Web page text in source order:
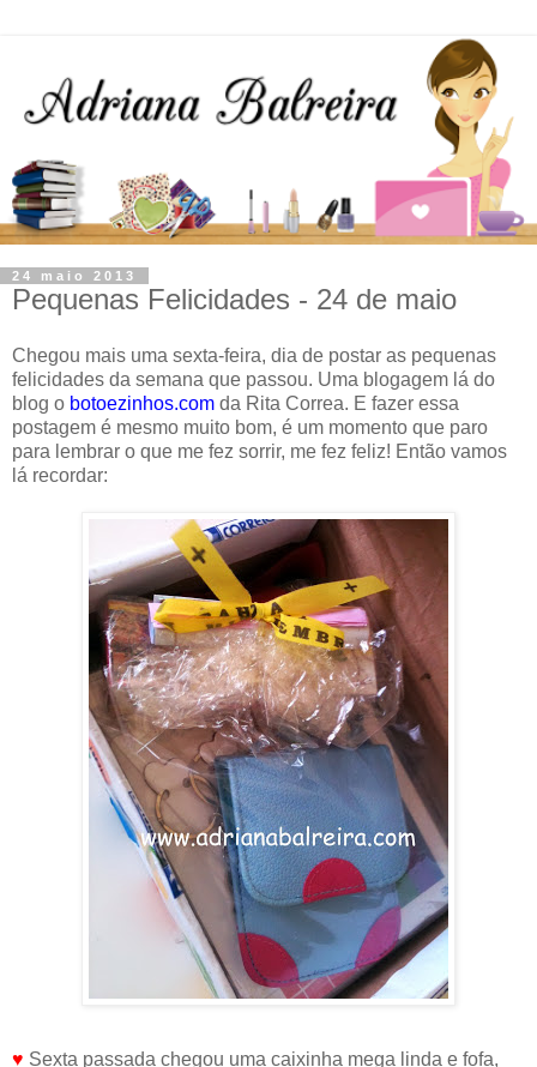
24 maio 2013
Pequenas Felicidades - 24 de maio
Chegou mais uma sexta-feira, dia de postar as pequenas
felicidades da semana que passou. Uma blogagem lá do
blog o botoezinhos.com da Rita Correa. E fazer essa
postagem é mesmo muito bom, é um momento que paro
para lembrar o que me fez sorrir, me fez feliz! Então vamos
lá recordar:
♥ Sexta passada chegou uma caixinha mega linda e fofa,